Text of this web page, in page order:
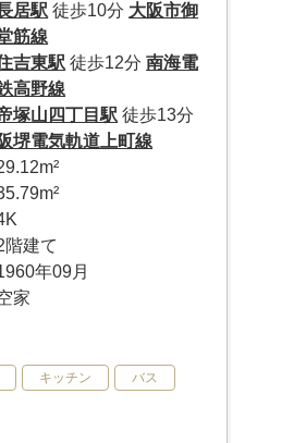
居駅 徒歩10分 大阪市御
筋線
吉東駅 徒歩12分南海電
高野線
塚山四丁目駅 徒歩13分
堺電気軌道上町線
階建て
年09月
家
キッチン バス